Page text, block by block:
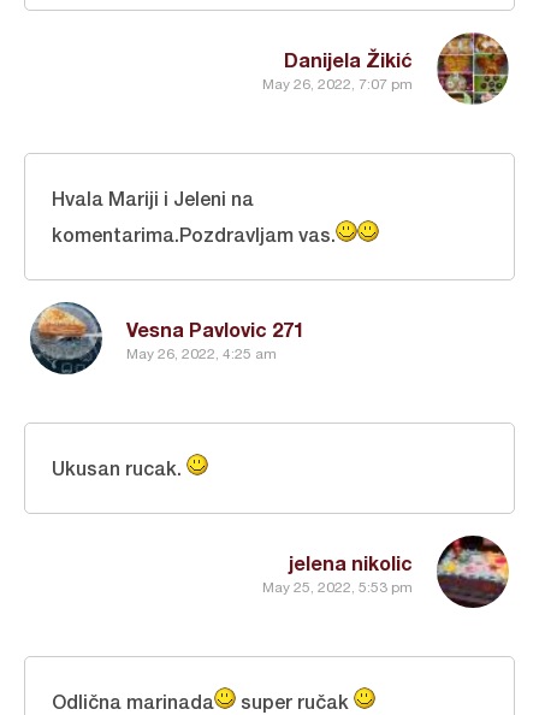
Danijela Žikić
May 26, 2022, 7:07 pm
Vesna Pavlovic 271
May 26, 2022, 4:25 am
Hvala Mariji i Jeleni na
komentarima.Pozdravljam vas.
jelena nikolic
May 25, 2022, 5:53 pm
Ukusan rucak.
Odlična marinada super ručak